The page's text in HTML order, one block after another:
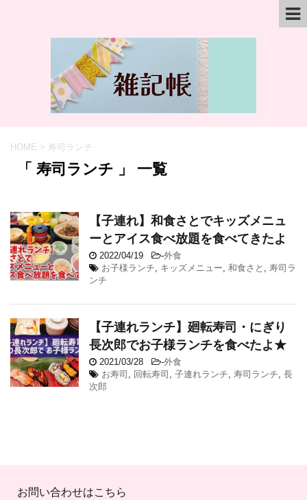
HOME > 寿司ランチ
「 寿司ランチ 」 一覧
【子連れ】和食さとでキッズメニュ
ーとアイス食べ放題を食べてきたよ
2022/04/19 -外食
お子様ランチ, キッズメニュー, 和食さと , 寿司ラ
ンチ
【子連れランチ】廻転寿司・にぎり
長次郎でお子様ランチを食べたよ★
2021/03/28 -外食
お寿司 , 回転寿司 , 子連れランチ, 寿司ランチ, 長
次郎
お問い合わせはこちら